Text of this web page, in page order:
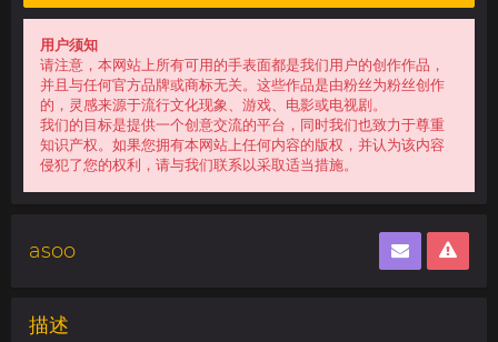
用户须知
请注意，本网站上所有可用的手表面都是我们用户的创作作品，
并且与任何官方品牌或商标无关。这些作品是由粉丝为粉丝创作
的，灵感来源于流行文化现象、游戏、电影或电视剧。
我们的目标是提供一个创意交流的平台，同时我们也致力于尊重
知识产权。如果您拥有本网站上任何内容的版权，并认为该内容
侵犯了您的权利，请与我们联系以采取适当措施。
asoo
描述